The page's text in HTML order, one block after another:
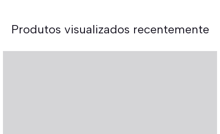
Produtos visualizados recentemente